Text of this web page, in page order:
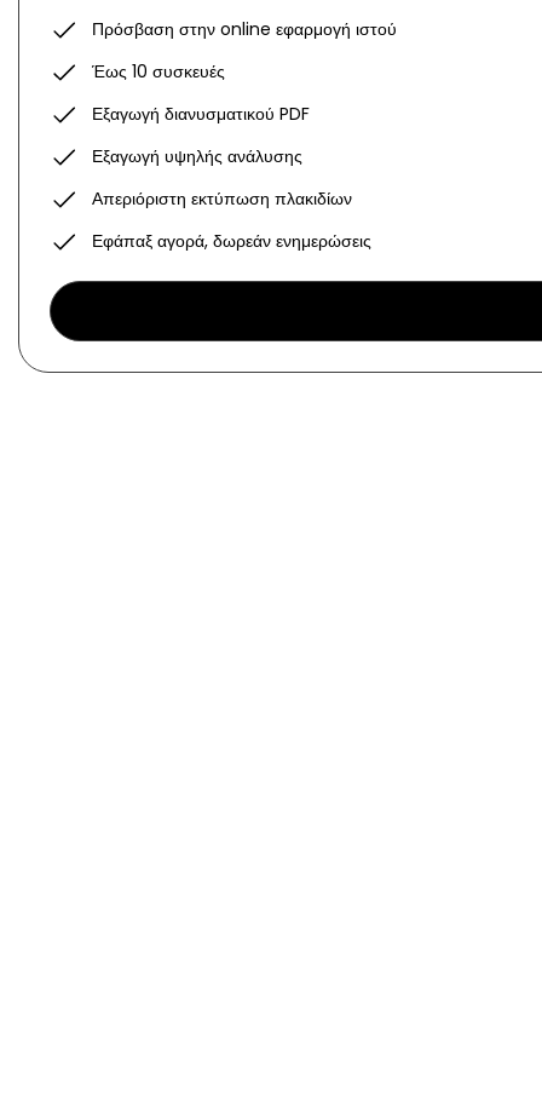
Πρόσβαση στην online εφαρμογή ιστού
Έως 10 συσκευές
Εξαγωγή διανυσματικού PDF
Εξαγωγή υψηλής ανάλυσης
Απεριόριστη εκτύπωση πλακιδίων
Εφάπαξ αγορά, δωρεάν ενημερώσεις